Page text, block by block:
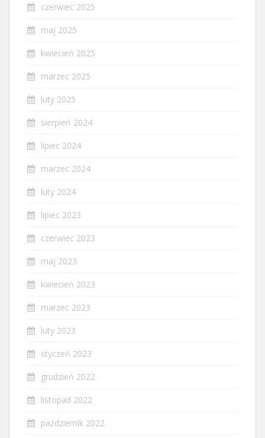
czerwiec 2025
maj 2025
kwiecień 2025
marzec 2025
luty 2025
sierpień 2024
lipiec 2024
marzec 2024
luty 2024
lipiec 2023
czerwiec 2023
maj 2023
kwiecień 2023
marzec 2023
luty 2023
styczeń 2023
grudzień 2022
listopad 2022
październik 2022